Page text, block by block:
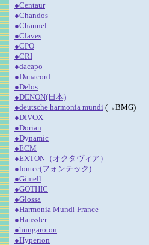
●Centaur
●Chandos
●Channel
●Claves
●CPO
●CRI
●dacapo
●Danacord
●Delos
●DENON(日本)
●deutsche harmonia mundi (→BMG)
●DIVOX
●Dorian
●Dynamic
●ECM
●EXTON（オクタヴィア）
●fontec(フォンテック)
●Gimell
●GOTHIC
●Glossa
●Harmonia Mundi France
●Hanssler
●hungaroton
●Hyperion